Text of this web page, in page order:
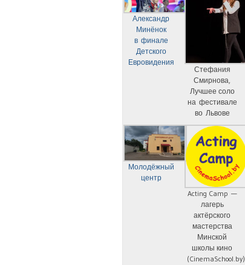
Александр
Минёнок
в финале
Детского
Евровидения
Стефания
Смирнова,
Лучшее соло
на фестивале
во Львове
Молодёжный
центр
Acting Camp —
лагерь
актёрского
мастерства
Минской
школы кино
(CinemaSchool.by)